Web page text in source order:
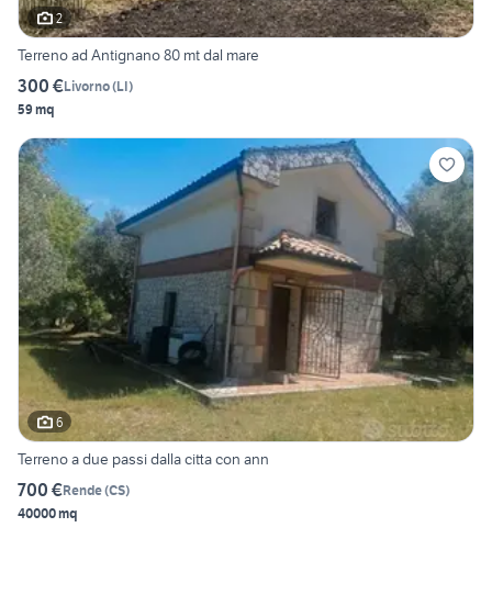
2
Terreno ad Antignano 80 mt dal mare
300 €Livorno(LI)
59 mq
6
Terreno a due passi dalla citta con ann
700 €Rende(CS)
40000 mq